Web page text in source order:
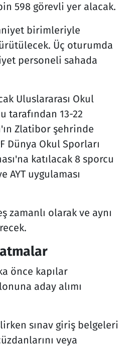
598 görevli yer alacak.
birimleriyle
Üç oturumda
personeli sahada
Uluslararası Okul
tarafından 13-22
Zlatibor şehrinde
Dünya Okul Sporları
katılacak 8 sporcu
AYT uygulaması
zamanlı olarak ve aynı
önce kapılar
aday alımı
sınav giriş belgeleri
veya